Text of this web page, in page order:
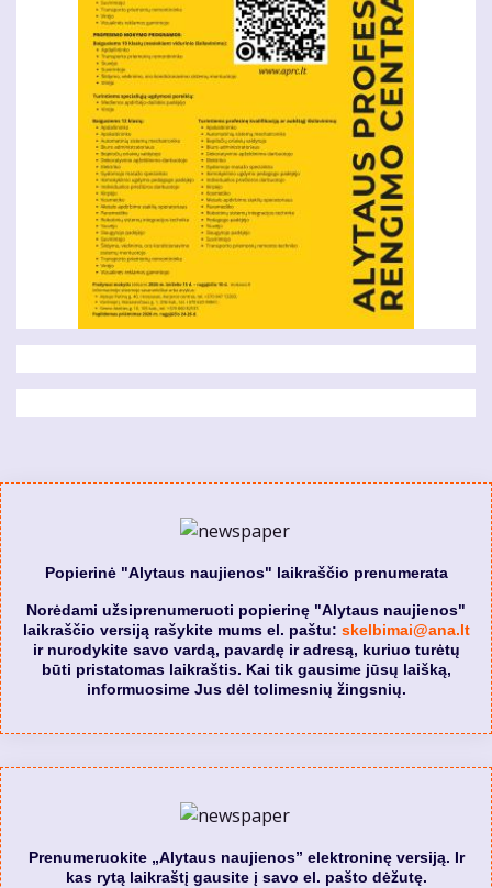
Popierinė "Alytaus naujienos" laikraščio prenumerata
Norėdami užsiprenumeruoti popierinę "Alytaus naujienos"
laikraščio versiją rašykite mums el. paštu: skelbimai@ana.lt
ir nurodykite savo vardą, pavardę ir adresą, kuriuo turėtų
būti pristatomas laikraštis. Kai tik gausime jūsų laišką,
informuosime Jus dėl tolimesnių žingsnių.
Prenumeruokite „Alytaus naujienos” elektroninę versiją. Ir
kas rytą laikraštį gausite į savo el. pašto dėžutę.